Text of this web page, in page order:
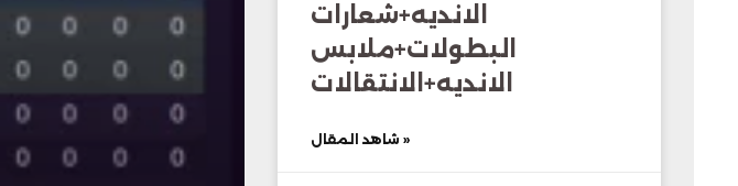
الانديه+شعارات
البطولات+ملابس
الانديه+الانتقالات
شاهد المقال »